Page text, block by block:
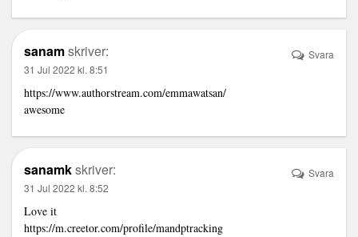
sanamskriver:
31 Jul 2022 kl. 8:51
https://www.authorstream.com/emmawatsan/
awesome
Svara
sanamkskriver:
31 Jul 2022 kl. 8:52
Love it
https://m.creetor.com/profile/mandptracking
Svara